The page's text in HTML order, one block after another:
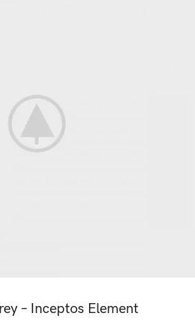
– Inceptos Element